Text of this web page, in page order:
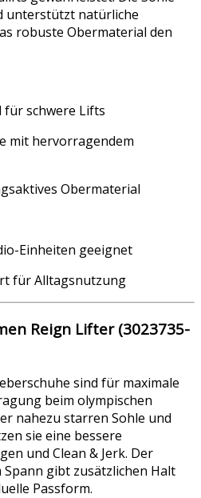
unterstützt natürliche
robuste Obermaterial den
für schwere Lifts
mit hervorragendem
Obermaterial
Einheiten geeignet
für Alltagsnutzung
Reign Lifter (3023735-
sind für maximale
beim olympischen
nahezu starren Sohle und
sie eine bessere
und Clean & Jerk. Der
gibt zusätzlichen Halt
Passform.